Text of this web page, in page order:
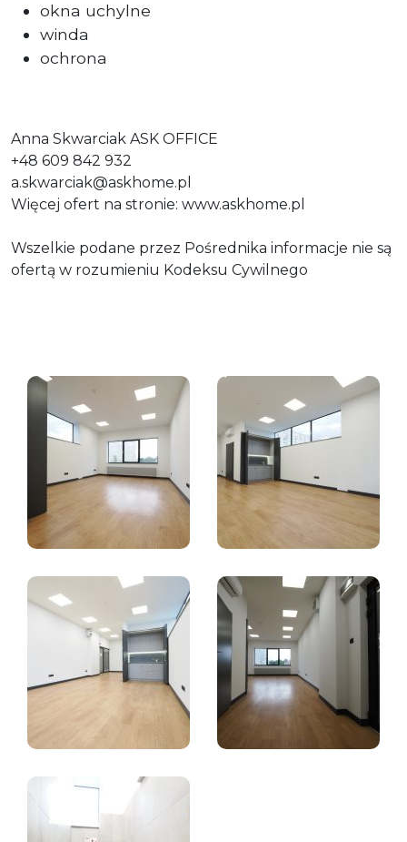
okna uchylne
winda
ochrona
Anna Skwarciak ASK OFFICE
+48 609 842 932
a.skwarciak@askhome.pl
Więcej ofert na stronie: www.askhome.pl
Wszelkie podane przez Pośrednika informacje nie są
ofertą w rozumieniu Kodeksu Cywilnego